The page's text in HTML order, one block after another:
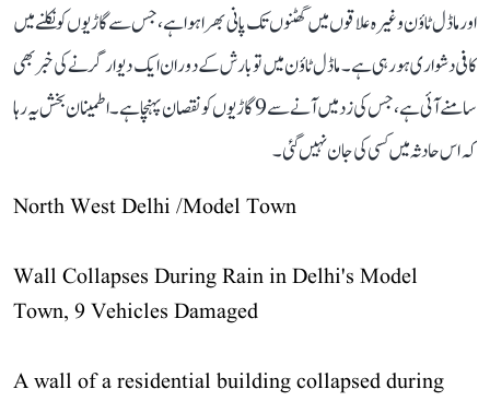
اور ماڈل ٹاؤن وغیرہ علاقوں میں گھٹنوں تک پانی بھرا ہوا ہے، جس سے گاڑیوں کو نکلنے میں
کافی دشواری ہو رہی ہے۔ ماڈل ٹاؤن میں تو بارش کے دوران ایک دیوار گرنے کی خبر بھی
سامنے آئی ہے، جس کی زد میں آنے سے 9 گاڑیوں کو نقصان پہنچا ہے۔ اطمینان بخش یہ رہا
کہ اس حادثہ میں کسی کی جان نہیں گئی۔
North West Delhi /Model Town
Wall Collapses During Rain in Delhi's Model
Town, 9 Vehicles Damaged
A wall of a residential building collapsed during